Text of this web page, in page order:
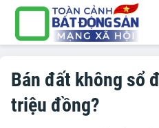
Bán đất không sổ
triệu đồng?